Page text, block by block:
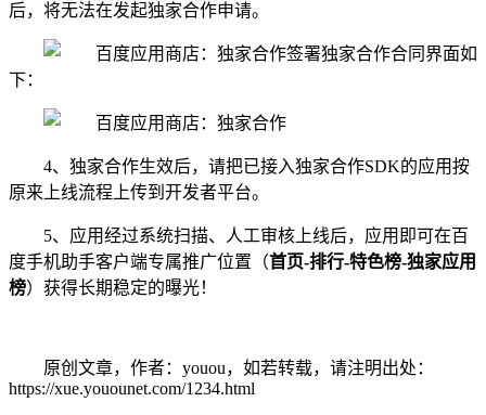
后，将无法在发起独家合作申请。
签署独家合作合同界面如
下：
4、独家合作生效后，请把已接入独家合作SDK的应用按
原来上线流程上传到开发者平台。
5、应用经过系统扫描、人工审核上线后，应用即可在百
度手机助手客户端专属推广位置（首页-排行-特色榜-独家应用
榜）获得长期稳定的曝光！
原创文章，作者：youou，如若转载，请注明出处：
https://xue.youounet.com/1234.html